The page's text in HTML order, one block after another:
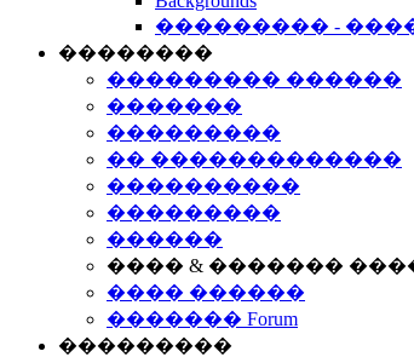
��������� -
��������
��������� ������
�������
���������
�� �������������
����������
���������
������
���� & �������
���� ������
������� Forum
���������